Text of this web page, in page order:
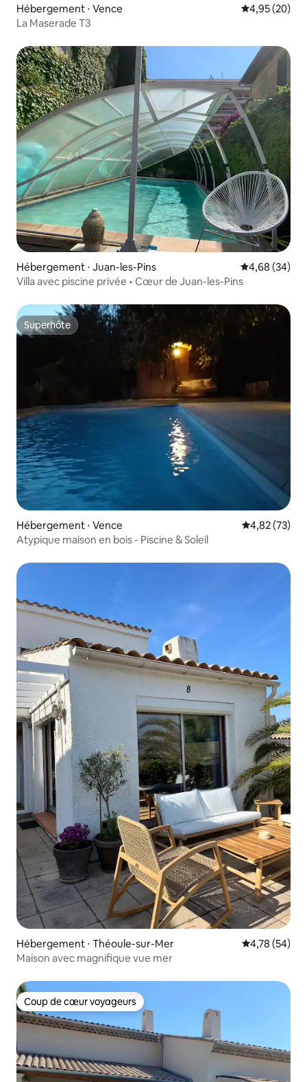
Hébergement ⋅ Vence Évaluation
4,95 (20)
La Maserade T3
Hébergement ⋅ Juan-les-Pins Évaluation
4,68 (34)
Villa avec piscine privée • Cœur de Juan-les-Pins
Superhôte
Superhôte
Hébergement ⋅ Vence Évaluation
4,82 (73)
Atypique maison en bois - Piscine & Soleil
Hébergement ⋅ Théoule-sur-Mer Évaluation
4,78 (54)
Maison avec magnifique vue mer
Coup de cœur voyageurs
Coup de cœur voyageurs